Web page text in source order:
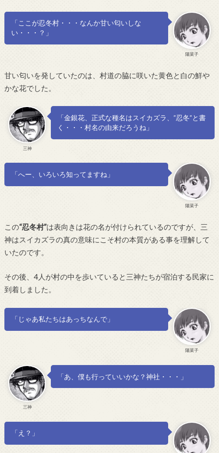
陽菜子
「ここが忍冬村・・・なんか甘い匂いしな
い・・・？」
甘い匂いを発していたのは、村道の脇に咲いた黄色と白の鮮や
かな花でした。
三神
「金銀花、正式な種名はスイカズラ、”忍冬”と書
く・・・村名の由来だろうね」
陽菜子
「へー、いろいろ知ってますね」
この“忍冬村”は表向きは花の名が付けられているのですが、三
神はスイカズラの真の意味にこそ村の本質がある事を理解して
いたのです。
その後、4人が村の中を歩いていると三神たちが宿泊する民家に
到着しました。
陽菜子
「じゃあ私たちはあっちなんで」
三神
「あ、僕も行っていいかな？神社・・・」
「え？」